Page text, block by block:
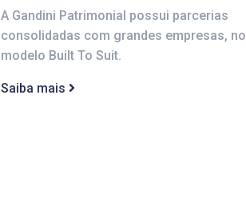
A Gandini Patrimonial possui parcerias
consolidadas com grandes empresas, no
modelo Built To Suit.
Saiba mais